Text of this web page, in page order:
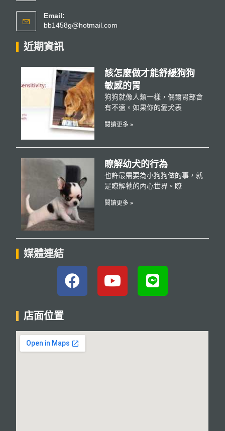
Email:
bb1458g@hotmail.com
近期資訊
該怎麼做才能舒緩狗狗
敏感的胃
狗狗就像人類一樣，偶爾胃部會
有不適。如果你的愛犬表
閱讀更多 »
瞭解幼犬的行為
也許最需要為小狗狗做的事，就
是瞭解牠的內心世界。瞭
閱讀更多 »
媒體連結
店面位置